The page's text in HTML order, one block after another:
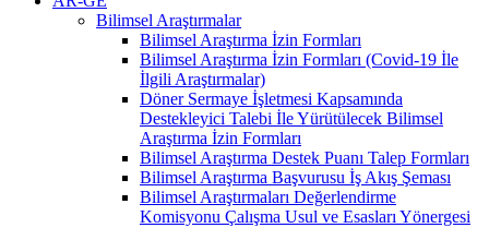
Bilimsel Araştırmalar
Bilimsel Araştırma İzin Formları
Bilimsel Araştırma İzin Formları (Covid-19 İle
İlgili Araştırmalar)
Döner Sermaye İşletmesi Kapsamında
Destekleyici Talebi İle Yürütülecek Bilimsel
Araştırma İzin Formları
Bilimsel Araştırma Destek Puanı Talep Formları
Bilimsel Araştırma Başvurusu İş Akış Şeması
Bilimsel Araştırmaları Değerlendirme
Komisyonu Çalışma Usul ve Esasları Yönergesi